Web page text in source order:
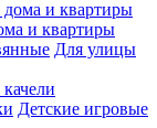
и квартиры
Для улицы
Детские игровые